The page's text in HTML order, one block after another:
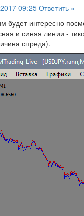
09:25 Ответить »
будет интересно
и синяя линии -
спреда).